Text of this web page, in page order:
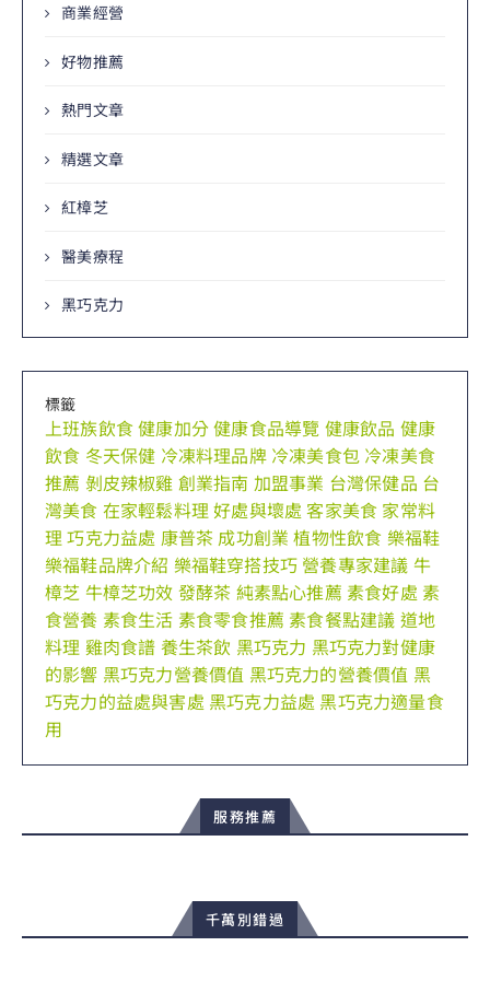
商業經營
好物推薦
熱門文章
精選文章
紅樟芝
醫美療程
黑巧克力
標籤
上班族飲食健康加分健康食品導覽 健康飲品 健康
飲食 冬天保健 冷凍料理品牌 冷凍美食包 冷凍美食
推薦 剝皮辣椒雞 創業指南 加盟事業 台灣保健品 台
灣美食 在家輕鬆料理好處與壞處 客家美食 家常料
理巧克力益處 康普茶 成功創業 植物性飲食 樂福鞋
樂福鞋品牌介紹 樂福鞋穿搭技巧 營養專家建議 牛
樟芝 牛樟芝功效 發酵茶 純素點心推薦 素食好處 素
食營養 素食生活 素食零食推薦 素食餐點建議 道地
料理 雞肉食譜 養生茶飲 黑巧克力 黑巧克力對健康
的影響 黑巧克力營養價值 黑巧克力的營養價值 黑
巧克力的益處與害處 黑巧克力益處 黑巧克力適量食
用
服務推薦
千萬別錯過